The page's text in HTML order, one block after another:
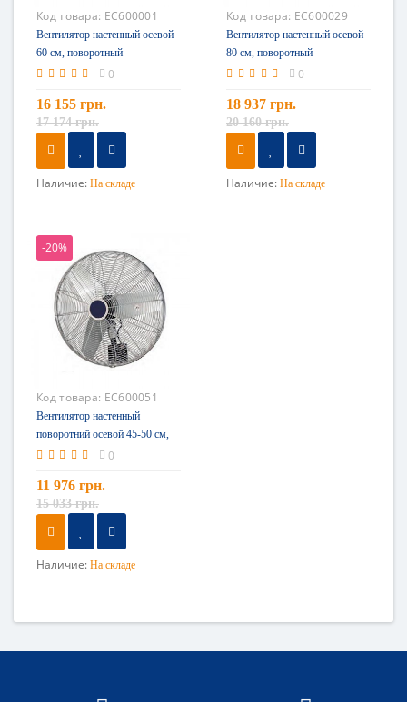
Код товара: EC600001
Вентилятор настенный осевой
60 см, поворотный
Tecnocooling
0
16 155 грн.
17 174 грн.
Наличие: На складе
Код товара: EC600029
Вентилятор настенный осевой
80 см, поворотный
Tecnocooling
0
18 937 грн.
20 160 грн.
Наличие: На складе
-20%
Код товара: EC600051
Вентилятор настенный
поворотний осевой 45-50 см,
Tecnocooling
0
11 976 грн.
15 033 грн.
Наличие: На складе